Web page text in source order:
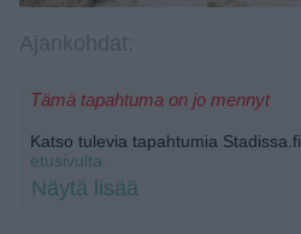
Tämä tapahtuma on jo mennyt
Katso tulevia tapahtumia Stadissa.fi
etusivulta.
Näytä lisää